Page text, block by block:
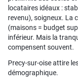
locataires idéaux :
revenu), soigneux. La
(maisons = budget
inférieur. Mais la
compensent souvent.
Precy-sur-oise attire
démographique.